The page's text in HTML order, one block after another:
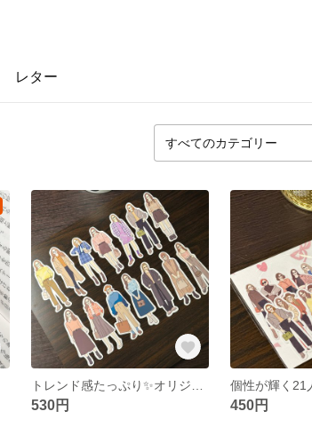
レター
530円 450円